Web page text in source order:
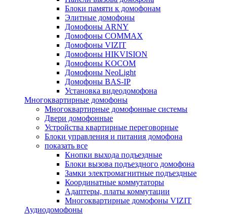
Блоки памяти к домофонам
Элитные домофоны
Домофоны ARNY
Домофоны COMMAX
Домофоны VIZIT
Домофоны HIKVISION
Домофоны KOCOM
Домофоны NeoLight
Домофоны BAS-IP
Установка видеодомофона
Многоквартирные домофоны
Многоквартирные домофонные системы
Двери домофонные
Устройства квартирные переговорные
Блоки управления и питания домофона
показать все
Кнопки выхода подъездные
Блоки вызова подъездного домофона
Замки электромагнитные подъездные
Координатные коммутаторы
Адаптеры, платы коммутации
Многоквартирные домофоны VIZIT
Аудиодомофоны